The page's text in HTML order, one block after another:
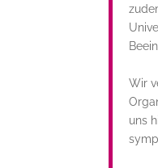
Wir
uns